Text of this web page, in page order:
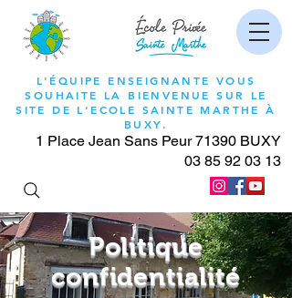
L'ÉQUIPE ENSEIGNANTE VOUS
SOUHAITE LA BIENVENUE SUR LE
SITE DE L'ECOLE SAINTE MARTHE À
BUXY.
1 Place Jean Sans Peur 71390 BUXY
03 85 92 03 13
Politique
confidentialité